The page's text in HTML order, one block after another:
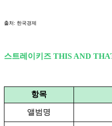
출처: 한국경제
스트레이키즈 THIS AND
항목
앨범명